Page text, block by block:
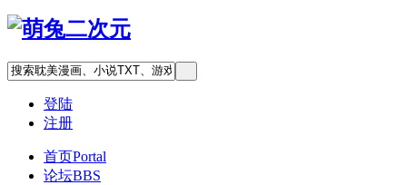
登陆
注册
首页Portal
论坛BBS